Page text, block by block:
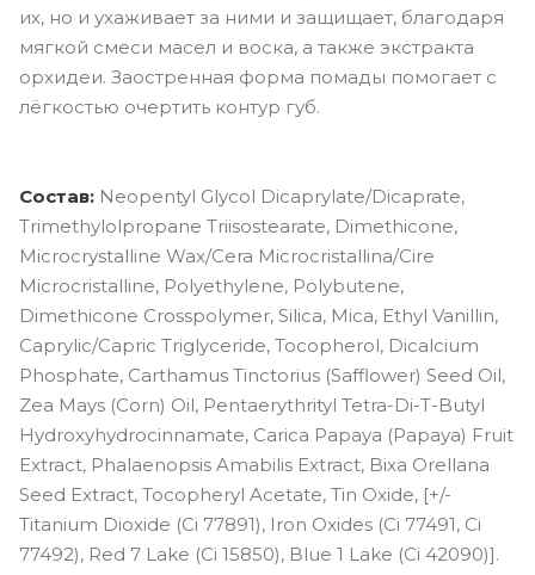
их, но и ухаживает за ними и защищает, благодаря
мягкой смеси масел и воска, а также экстракта
орхидеи. Заостренная форма помады помогает с
лёгкостью очертить контур губ.
Состав: Neopentyl Glycol Dicaprylate/Dicaprate,
Trimethylolpropane Triisostearate, Dimethicone,
Microcrystalline Wax/Cera Microcristallina/Cire
Microcristalline, Polyethylene, Polybutene,
Dimethicone Crosspolymer, Silica, Mica, Ethyl Vanillin,
Caprylic/Capric Triglyceride, Tocopherol, Dicalcium
Phosphate, Carthamus Tinctorius (Safflower) Seed Oil,
Zea Mays (Corn) Oil, Pentaerythrityl Tetra-Di-T-Butyl
Hydroxyhydrocinnamate, Carica Papaya (Papaya) Fruit
Extract, Phalaenopsis Amabilis Extract, Bixa Orellana
Seed Extract, Tocopheryl Acetate, Tin Oxide, [+/-
Titanium Dioxide (Ci 77891), Iron Oxides (Ci 77491, Ci
77492), Red 7 Lake (Ci 15850), Blue 1 Lake (Ci 42090)].